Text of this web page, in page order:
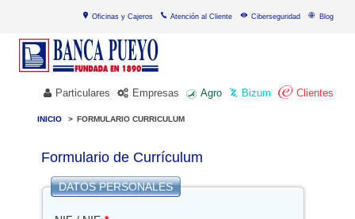
Oficinas y Cajeros Atención al Cliente Ciberseguridad Blog
Particulares Empresas Agro Bizum Clientes
INICIO > FORMULARIO CURRICULUM